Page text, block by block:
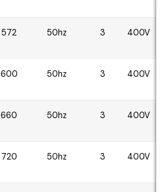
572 50hz 3 400V
600 50hz 3 400V
660 50hz 3 400V
720 50hz 3 400V